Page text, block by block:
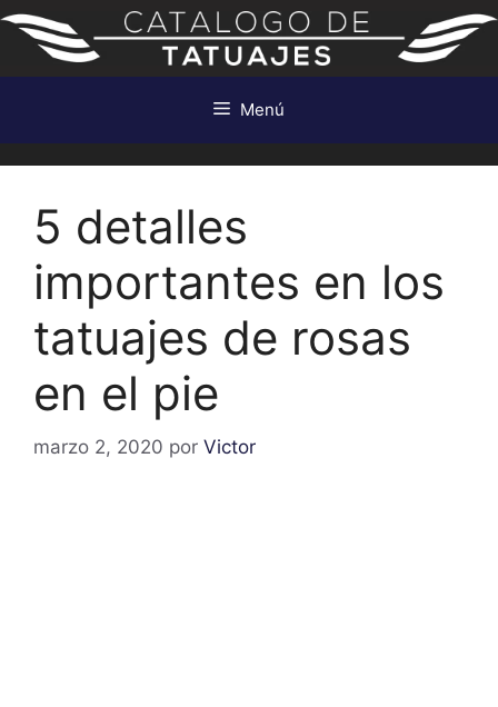
Saltar
contenido
Menú
5 detalles
importantes en los
tatuajes de rosas
en el pie
marzo 2, 2020 por Victor